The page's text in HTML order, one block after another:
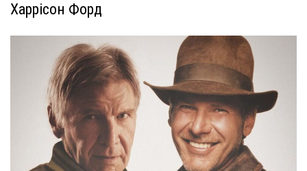
Харрісон Форд